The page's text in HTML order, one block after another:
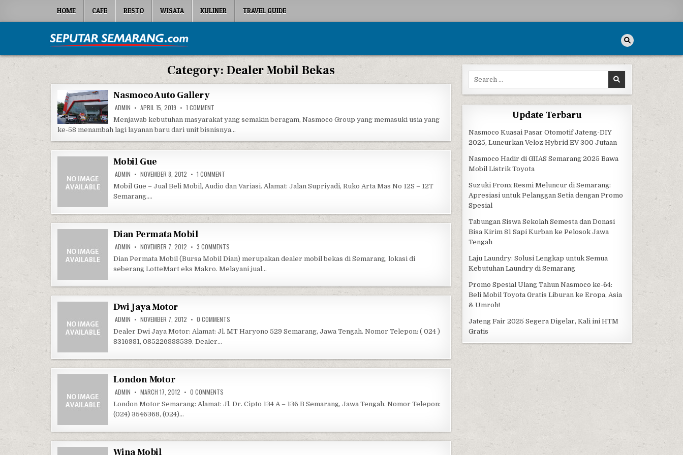
HOME CAFE RESTO WISATA KULINER TRAVEL GUIDE
Seputar Semarang
Category: Dealer Mobil Bekas
Nasmoco Auto Gallery
ADMIN APRIL 15, 2019 1 COMMENT
Menjawab kebutuhan masyarakat yang semakin beragam, Nasmoco Group yang memasuki usia yang
ke-58 menambah lagi layanan baru dari unit bisnisnya…
Mobil Gue
ADMIN NOVEMBER 8, 2012 1 COMMENT
Mobil Gue – Jual Beli Mobil, Audio dan Variasi. Alamat: Jalan Supriyadi, Ruko Arta Mas No 12S – 12T
Semarang….
Dian Permata Mobil
ADMIN NOVEMBER 7, 2012 3 COMMENTS
Dian Permata Mobil (Bursa Mobil Dian) merupakan dealer mobil bekas di Semarang, lokasi di
seberang LotteMart eks Makro. Melayani jual…
Dwi Jaya Motor
ADMIN NOVEMBER 7, 2012 0 COMMENTS
Dealer Dwi Jaya Motor: Alamat: Jl. MT Haryono 529 Semarang, Jawa Tengah. Nomor Telepon: ( 024 )
8316981, 085226888539. Dealer…
London Motor
ADMIN MARCH 17, 2012 0 COMMENTS
London Motor Semarang: Alamat: Jl. Dr. Cipto 134 A – 136 B Semarang, Jawa Tengah. Nomor Telepon:
(024) 3546368, (024)…
Wina Mobil
Search for:
Update Terbaru
Nasmoco Kuasai Pasar Otomotif Jateng-DIY
2025, Luncurkan Veloz Hybrid EV 300 Jutaan
Nasmoco Hadir di GIIAS Semarang 2025 Bawa
Mobil Listrik Toyota
Suzuki Fronx Resmi Meluncur di Semarang:
Apresiasi untuk Pelanggan Setia dengan Promo
Spesial
Tabungan Siswa Sekolah Semesta dan Donasi
Bisa Kirim 81 Sapi Kurban ke Pelosok Jawa
Tengah
Laju Laundry: Solusi Lengkap untuk Semua
Kebutuhan Laundry di Semarang
Promo Spesial Ulang Tahun Nasmoco ke-64:
Beli Mobil Toyota Gratis Liburan ke Eropa, Asia
& Umroh!
Jateng Fair 2025 Segera Digelar, Kali ini HTM
Gratis